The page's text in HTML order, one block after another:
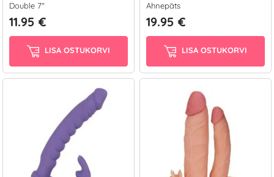
Double 7"
11.95 €
LISA OSTUKORVI
Ahnepäts
19.95 €
LISA OSTUKORVI